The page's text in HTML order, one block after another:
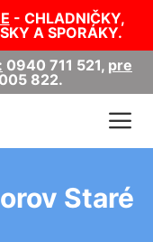
- CHLADNIČKY,
A SPORÁKY.
0940 711 521, pre
822.
Staré